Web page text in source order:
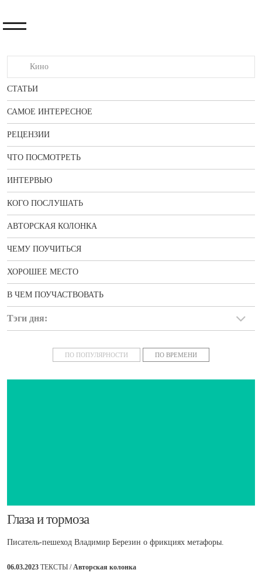
СТАТЬИ
САМОЕ ИНТЕРЕСНОЕ
РЕЦЕНЗИИ
ЧТО ПОСМОТРЕТЬ
ИНТЕРВЬЮ
КОГО ПОСЛУШАТЬ
АВТОРСКАЯ КОЛОНКА
ЧЕМУ ПОУЧИТЬСЯ
ХОРОШЕЕ МЕСТО
В ЧЕМ ПОУЧАСТВОВАТЬ
Тэги дня:
ПО ПОПУЛЯРНОСТИ ПО ВРЕМЕНИ
​Глаза и тормоза
Писатель-пешеход Владимир Березин о фрикциях метафоры.
06.03.2023 ТЕКСТЫ /Авторская колонка